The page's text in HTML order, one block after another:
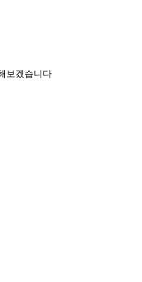
보겠습니다